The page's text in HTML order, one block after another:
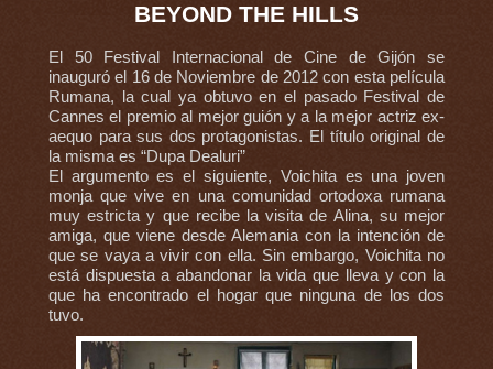
BEYOND THE HILLS
El 50 Festival Internacional de Cine de Gijón se
inauguró el 16 de Noviembre de 2012 con esta película
Rumana, la cual ya obtuvo en el pasado Festival de
Cannes el premio al mejor guión y a la mejor actriz ex-
aequo para sus dos protagonistas. El título original de
la misma es “Dupa Dealuri”
El argumento es el siguiente, Voichita es una joven
monja que vive en una comunidad ortodoxa rumana
muy estricta y que recibe la visita de Alina, su mejor
amiga, que viene desde Alemania con la intención de
que se vaya a vivir con ella. Sin embargo, Voichita no
está dispuesta a abandonar la vida que lleva y con la
que ha encontrado el hogar que ninguna de los dos
tuvo.